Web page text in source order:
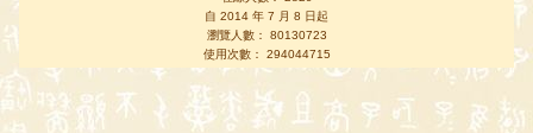
自 2014 年 7 月 8 日起
瀏覽人數： 80130723
使用次數： 294044715